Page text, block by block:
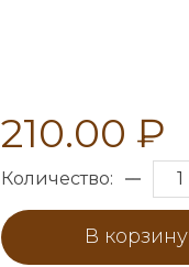
210.00 ₽
Количество:
В корзину